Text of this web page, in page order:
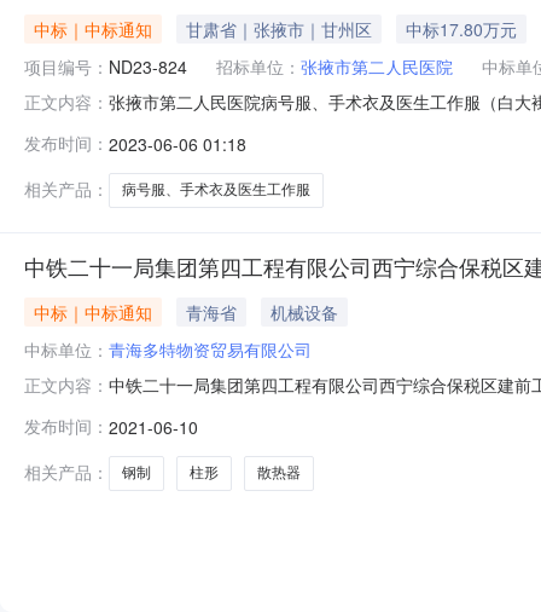
中标｜中标通知 甘肃省｜张掖市｜甘州区
中标17.80万元
项目编号： ND23-824 招标单位： 张掖市第二人民医院
中标单
正文内容： 张掖市第二人民医院病号服、手术衣及医生工作服（白
主要标的信息货物类供应商名称名称品牌数量单价规格
审专家名单：温小卫、杨瑞基、刘
发布时间： 2023-06-06 01:18
相关产品：
病号服、手术衣及医生工作服
中铁二十一局集团第四工程有限公司西宁综合保税
中标｜中标通知 青海省
机械设备
中标单位： 青海多特物资贸易有限公司
正文内容： 中铁二十一局集团第四工程有限公司西宁综合保税区建
量经过业主认可，价格符合市场调查价格
发布时间： 2021-06-10
相关产品：
钢制 柱形 散热器